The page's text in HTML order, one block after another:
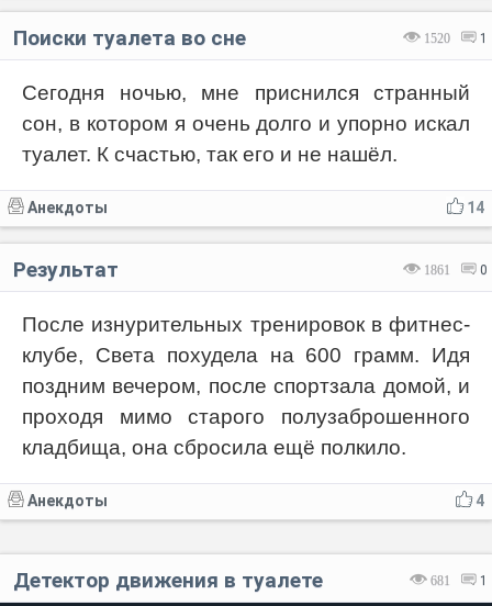
1520 1
Поиски туалета во сне
Сегодня ночью, мне приснился странный
сон, в котором я очень долго и упорно искал
туалет. К счастью, так его и не нашёл.
14
Анекдоты
1861 0
Результат
После изнурительных тренировок в фитнес-
клубе, Света похудела на 600 грамм. Идя
поздним вечером, после спортзала домой, и
проходя мимо старого полузаброшенного
кладбища, она сбросила ещё полкило.
4
Анекдоты
681 1
Детектор движения в туалете